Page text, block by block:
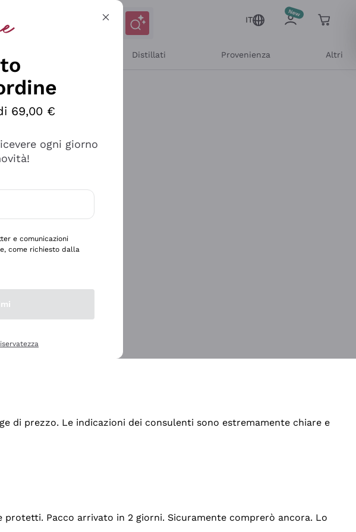
IT
Distillati Provenienza Altri
prezzo. Le indicazioni dei consulenti sono estremamente chiare e
Pacco arrivato in 2 giorni. Sicuramente comprerò ancora. Lo
69,00 €
ogni giorno
e comunicazioni
come richiesto dalla